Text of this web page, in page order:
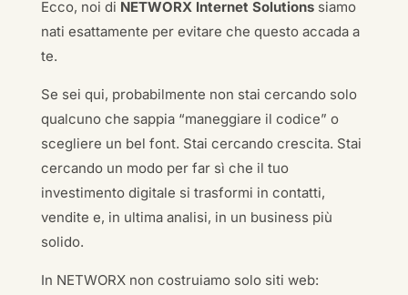
Ecco, noi di NETWORX Internet Solutionssiamo
nati esattamente per evitare che questo accada a
te.
Se sei qui, probabilmente non stai cercando solo
qualcuno che sappia “maneggiare il codice” o
scegliere un bel font. Stai cercando crescita. Stai
cercando un modo per far sì che il tuo
investimento digitale si trasformi in contatti,
vendite e, in ultima analisi, in un business più
solido.
In NETWORX non costruiamo solo siti web: